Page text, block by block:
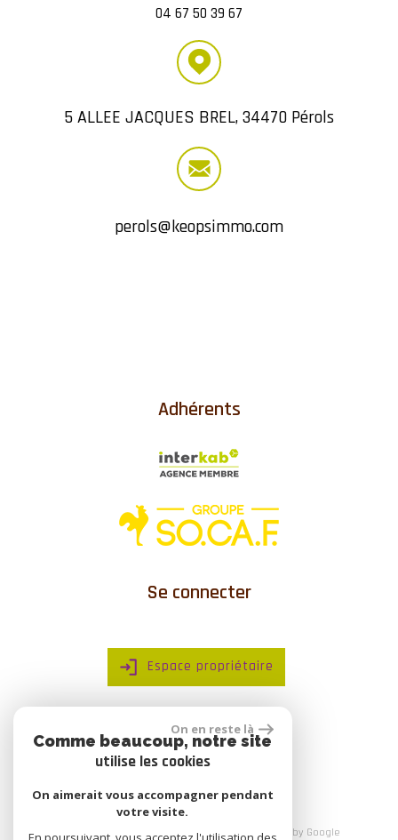
04 67 50 39 67
5 ALLEE JACQUES BREL, 34470 Pérols
perols@keopsimmo.com
Adhérents
Se connecter
Espace propriétaire
réalisé par
© 2026 | Tous droits réservés | Traduction powered by Google
On en reste là
Comme beaucoup, notre site
utilise les cookies
On aimerait vous accompagner pendant
votre visite.